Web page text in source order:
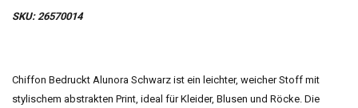
SKU: 26570014
Chiffon Bedruckt Alunora Schwarz ist ein leichter, weicher Stoff mit
stylischem abstrakten Print, ideal für Kleider, Blusen und Röcke. Die